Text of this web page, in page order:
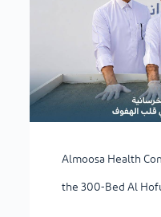
Almoosa Health
the 300-Bed Al